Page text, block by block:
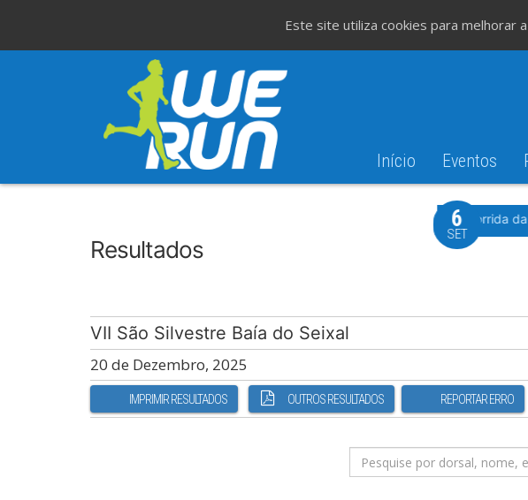
Início Eventos
Resultados
37ª Corrida
6
SET
VII São Silvestre Baía do Seixal
20 de Dezembro, 2025
IMPRIMIR RESULTADOS OUTROS RESULTADOS REPORTAR ERRO
Este site utiliza cookies para melhorar